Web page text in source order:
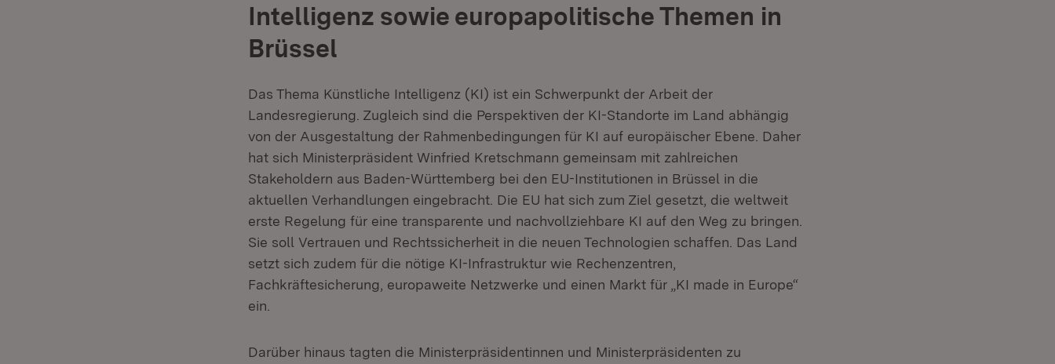
Intelligenz sowie europapolitische Themen in
Brüssel
Das Thema Künstliche Intelligenz (KI) ist ein Schwerpunkt der Arbeit der
Landesregierung. Zugleich sind die Perspektiven der KI-Standorte im Land abhängig
von der Ausgestaltung der Rahmenbedingungen für KI auf europäischer Ebene. Daher
hat sich Ministerpräsident Winfried Kretschmann gemeinsam mit zahlreichen
Stakeholdern aus Baden-Württemberg bei den EU-Institutionen in Brüssel in die
aktuellen Verhandlungen eingebracht. Die EU hat sich zum Ziel gesetzt, die weltweit
erste Regelung für eine transparente und nachvollziehbare KI auf den Weg zu bringen.
Sie soll Vertrauen und Rechtssicherheit in die neuen Technologien schaffen. Das Land
setzt sich zudem für die nötige KI-Infrastruktur wie Rechenzentren,
Fachkräftesicherung, europaweite Netzwerke und einen Markt für „KI made in Europe“
ein.
Darüber hinaus tagten die Ministerpräsidentinnen und Ministerpräsidenten zu